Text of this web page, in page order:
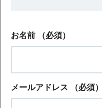
お名前 （必須）
メールアドレス （必須）